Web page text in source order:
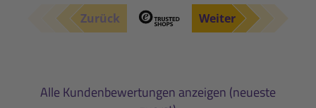
Zurück Weiter
Alle Kundenbewertungen anzeigen (neueste